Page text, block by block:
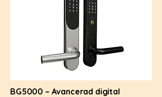
BG5000 – Avancerad digital